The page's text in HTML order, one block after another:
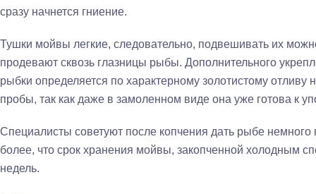
сразу начнется гниение.
Тушки мойвы легкие, следовательно, подвешивать их
продевают сквозь глазницы рыбы. Дополнительного
рыбки определяется по характерному золотистому
пробы, так как даже в замоленном виде она уже готова к
Специалисты советуют после копчения дать рыбе
более, что срок хранения мойвы, закопченной холодным
недель.